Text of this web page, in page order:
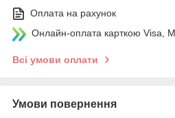
Оплата на рахунок
Онлайн-оплата карткою Visa,
Всі умови оплати
Умови повернення